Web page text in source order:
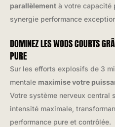
parallèlement à votre capacité
synergie performance
DOMINEZ LES WODS COURTS
PURE
Sur les efforts explosifs de 3
mentale maximise votre
Votre système nerveux central
intensité maximale,
performance pure et contrôlée.